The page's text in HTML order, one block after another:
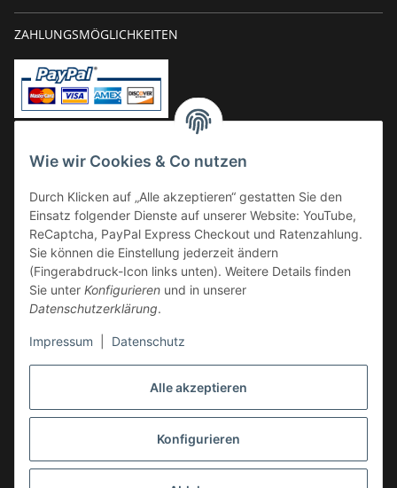
Alle akzeptieren
Konfigurieren
Wie wir Cookies & Co nutzen
Durch Klicken auf „Alle akzeptieren“ gestatten Sie den
Einsatz folgender Dienste auf unserer Website: YouTube,
ReCaptcha, PayPal Express Checkout und Ratenzahlung.
Sie können die Einstellung jederzeit ändern
(Fingerabdruck-Icon links unten). Weitere Details finden
Sie unter Konfigurieren und in unserer
Datenschutzerklärung.
Impressum Datenschutz
ZAHLUNGSMÖGLICHKEITEN
Kauf auf Rechnung
VERSAND
Vertrag widerrufen